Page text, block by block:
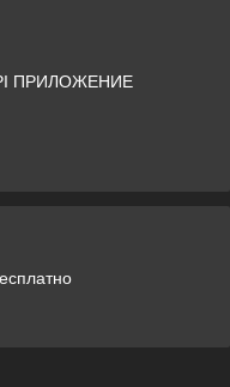
ПРИЛОЖЕНИЕ